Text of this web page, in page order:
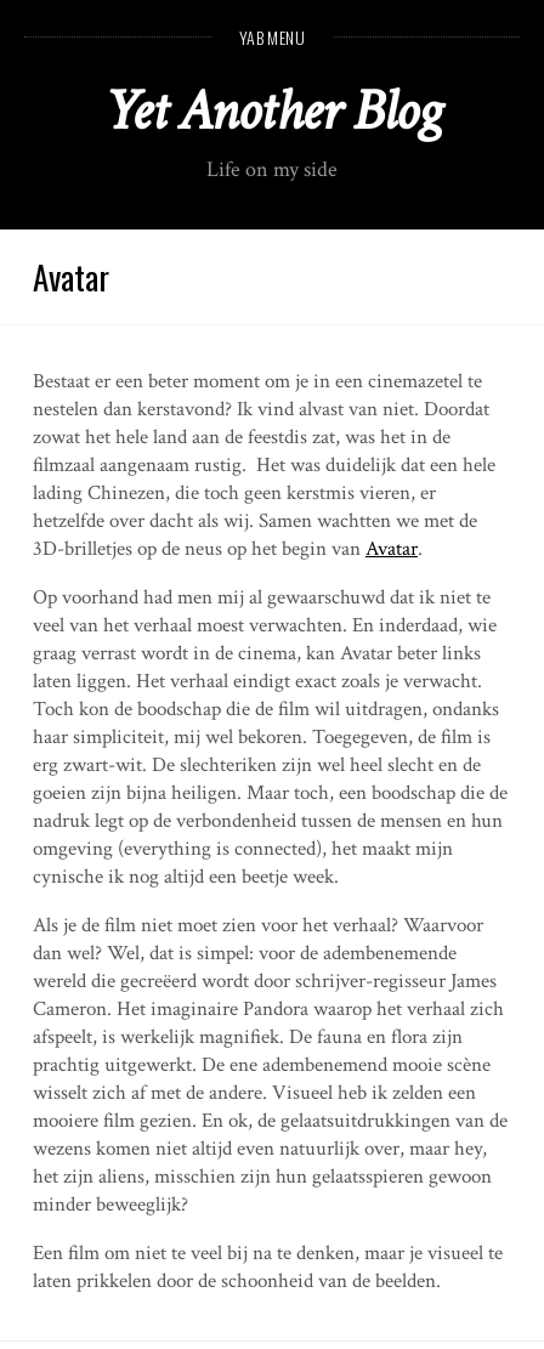
n
YAB MENU
Yet Another Blog
Life on my side
Avatar
Bestaat er een beter moment om je in een cinemazetel te
nestelen dan kerstavond? Ik vind alvast van niet. Doordat
zowat het hele land aan de feestdis zat, was het in de
filmzaal aangenaam rustig. Het was duidelijk dat een hele
lading Chinezen, die toch geen kerstmis vieren, er
hetzelfde over dacht als wij. Samen wachtten we met de
3D-brilletjes op de neus op het begin vanAvatar.
Op voorhand had men mij al gewaarschuwd dat ik niet te
veel van het verhaal moest verwachten. En inderdaad, wie
graag verrast wordt in de cinema, kan Avatar beter links
laten liggen. Het verhaal eindigt exact zoals je verwacht.
Toch kon de boodschap die de film wil uitdragen, ondanks
haar simpliciteit, mij wel bekoren. Toegegeven, de film is
erg zwart-wit. De slechteriken zijn wel heel slecht en de
goeien zijn bijna heiligen. Maar toch, een boodschap die de
nadruk legt op de verbondenheid tussen de mensen en hun
omgeving (everything is connected), het maakt mijn
cynische ik nog altijd een beetje week.
Als je de film niet moet zien voor het verhaal? Waarvoor
dan wel? Wel, dat is simpel: voor de adembenemende
wereld die gecreëerd wordt door schrijver-regisseur James
Cameron. Het imaginaire Pandora waarop het verhaal zich
afspeelt, is werkelijk magnifiek. De fauna en flora zijn
prachtig uitgewerkt. De ene adembenemend mooie scène
wisselt zich af met de andere. Visueel heb ik zelden een
mooiere film gezien. En ok, de gelaatsuitdrukkingen van de
wezens komen niet altijd even natuurlijk over, maar hey,
het zijn aliens, misschien zijn hun gelaatsspieren gewoon
minder beweeglijk?
Een film om niet te veel bij na te denken, maar je visueel te
laten prikkelen door de schoonheid van de beelden.